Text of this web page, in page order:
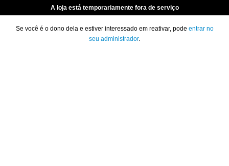
A loja está temporariamente fora de serviço
Se você é o dono dela e estiver interessado em reativar, pode entrar no
seu administrador.